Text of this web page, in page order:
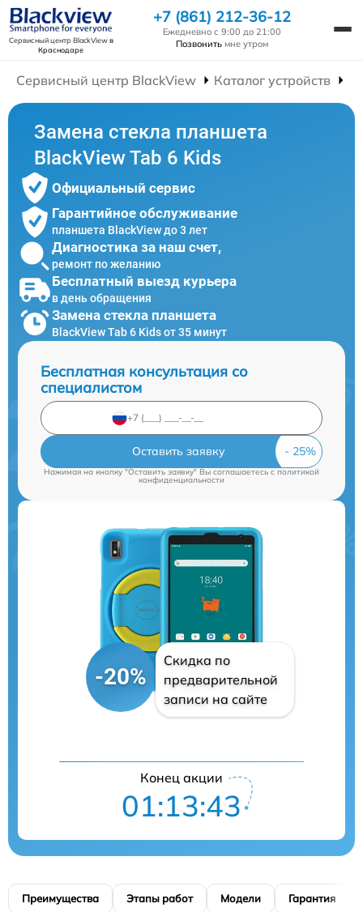
Сервисный центр BlackViewв
Краснодаре
+7 (861) 212-36-12
Ежедневно с 9:00 до 21:00
Позвонить мне утром
Сервисный центр BlackView Каталог устройств
Замена стекла планшета
BlackView Tab 6 Kids
Официальный сервис
Гарантийное обслуживание
планшета BlackView до 3 лет
Диагностика за наш счет,
ремонт по желанию
Бесплатный выезд курьера
в день обращения
Замена стекла планшета
BlackView Tab 6 Kids от 35 минут
Бесплатная консультация со
специалистом
Оставить заявку
Нажимая на кнопку "Оставить заявку" Вы соглашаетесь cполитикой
конфиденциальности
-20%
Скидка по
предварительной
записи на сайте
Конец акции
01:13:42
Преимущества Этапы работ Модели Гарантия